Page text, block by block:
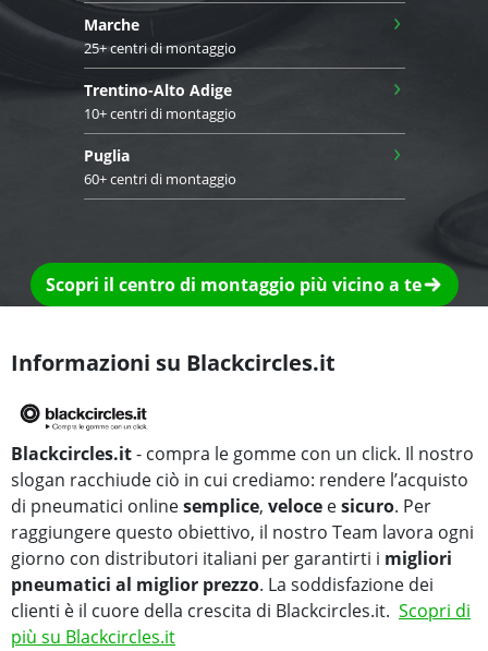
Marche
25+ centri di montaggio
›
Trentino-Alto Adige
10+ centri di montaggio
›
Puglia
60+ centri di montaggio
›
Scopri il centro di montaggio più vicino a te
Informazioni su Blackcircles.it
Blackcircles.it- compra le gomme con un click. Il nostro
slogan racchiude ciò in cui crediamo: rendere l’acquisto
di pneumatici onlinesemplice, veloce esicuro. Per
raggiungere questo obiettivo, il nostro Team lavora ogni
giorno con distributori italiani per garantirti i migliori
pneumatici al miglior prezzo. La soddisfazione dei
clienti è il cuore della crescita di Blackcircles.it. Scopri di
più su Blackcircles.it